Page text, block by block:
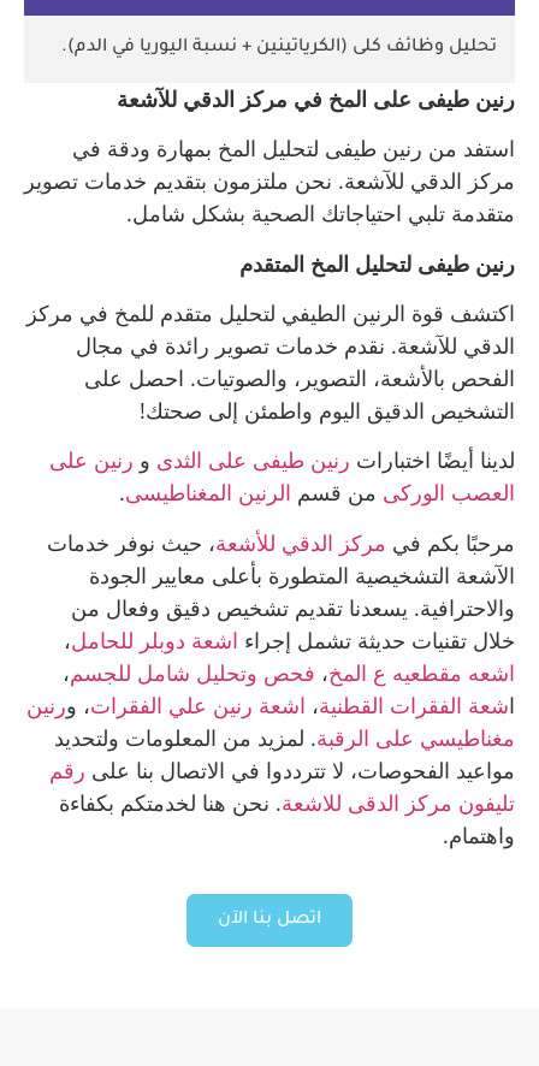
تحليل وظائف كلى (الكرياتينين + نسبة اليوريا في الدم).
رنين طيفى على المخ في مركز الدقي للآشعة
استفد من رنين طيفى لتحليل المخ بمهارة ودقة في
مركز الدقي للآشعة. نحن ملتزمون بتقديم خدمات تصوير
متقدمة تلبي احتياجاتك الصحية بشكل شامل.
رنين طيفى لتحليل المخ المتقدم
اكتشف قوة الرنين الطيفي لتحليل متقدم للمخ في مركز
الدقي للآشعة. نقدم خدمات تصوير رائدة في مجال
الفحص بالأشعة، التصوير، والصوتيات. احصل على
التشخيص الدقيق اليوم واطمئن إلى صحتك!
لدينا أيضًا اختبارات رنين طيفى على الثدى و رنين على
العصب الوركى من قسم الرنين المغناطيسى.
مرحبًا بكم في مركز الدقي للأشعة، حيث نوفر خدمات
الآشعة التشخيصية المتطورة بأعلى معايير الجودة
والاحترافية. يسعدنا تقديم تشخيص دقيق وفعال من
خلال تقنيات حديثة تشمل إجراء اشعة دوبلر للحامل،
اشعه مقطعيه ع المخ، فحص وتحليل شامل للجسم،
اشعة الفقرات القطنية، اشعة رنين علي الفقرات، ورنين
مغناطيسي على الرقبة. لمزيد من المعلومات ولتحديد
مواعيد الفحوصات، لا تترددوا في الاتصال بنا على رقم
تليفون مركز الدقى للاشعة. نحن هنا لخدمتكم بكفاءة
واهتمام.
اتصل بنا الآن